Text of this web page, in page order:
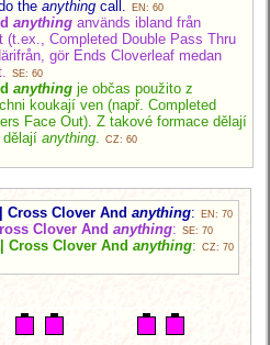
the anything call. EN: 60
anything används ibland från
(t.ex., Completed Double Pass Thru
gör Ends Cloverleaf medan
SE: 60
anything je občas použito z
koukají ven (např. Completed
Face Out). Z takové formace dělají
dělají anything CZ: 60
Cross Clover And anything: EN: 70
Clover And anything: SE: 70
Cross Clover And anything: CZ: 70